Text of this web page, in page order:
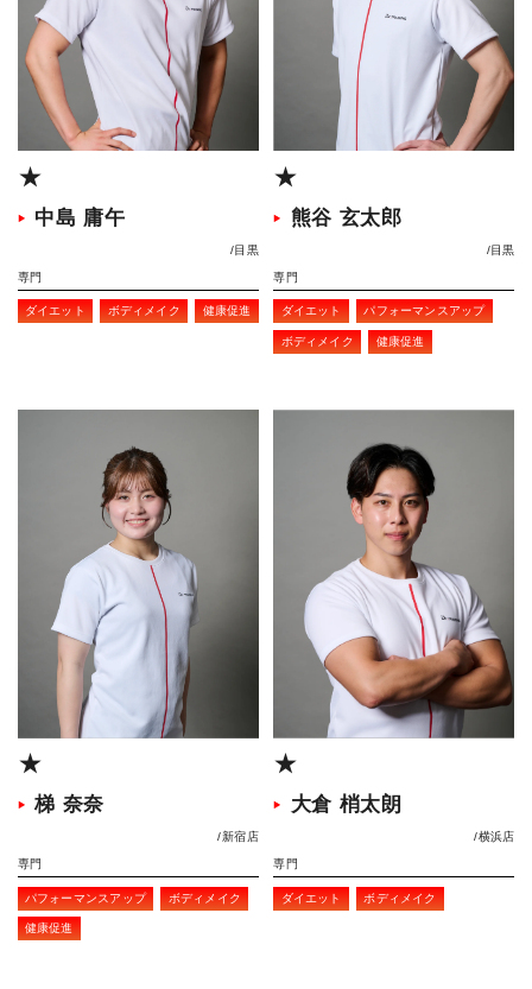
★
中島 庸午
目黒
専門
ダイエット ボディメイク 健康促進
★
熊谷 玄太郎
目黒
専門
ダイエット パフォーマンスアップ
ボディメイク 健康促進
★
梯 奈奈
新宿店
専門
パフォーマンスアップ ボディメイク
健康促進
★
大倉 梢太朗
横浜店
専門
ダイエット ボディメイク